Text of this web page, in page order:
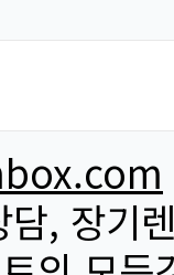
, 장기